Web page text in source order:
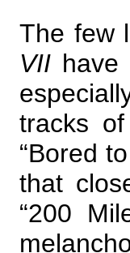
The few
VII have
tracks
“Bored
that
“200